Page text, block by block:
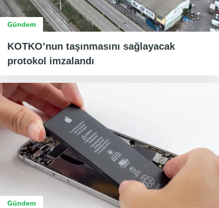
Gündem
KOTKO’nun taşınmasını sağlayacak
protokol imzalandı
Gündem